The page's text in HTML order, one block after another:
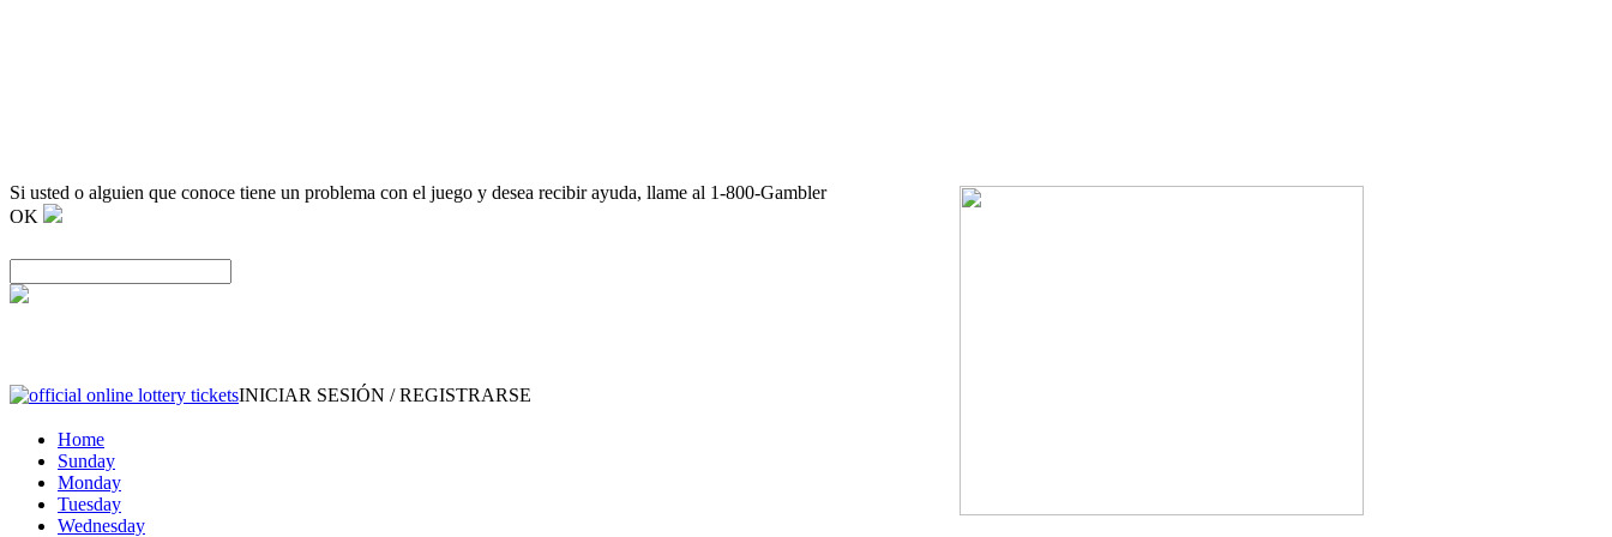
Si usted o alguien que conoce tiene un problema con el juego y desea recibir ayuda, llame al 1-800-Gambler
OK
INICIAR SESIÓN / REGISTRARSE
Home
Sunday
Monday
Tuesday
Wednesday